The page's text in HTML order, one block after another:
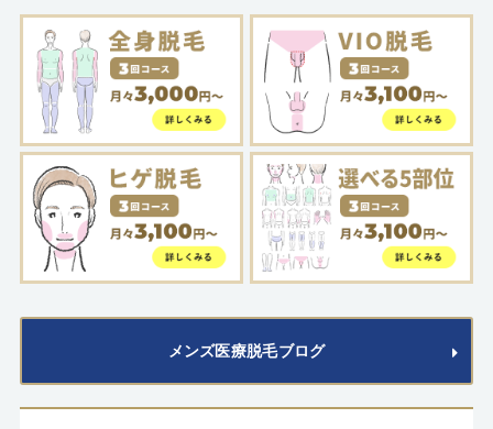
メンズ医療脱毛ブログ